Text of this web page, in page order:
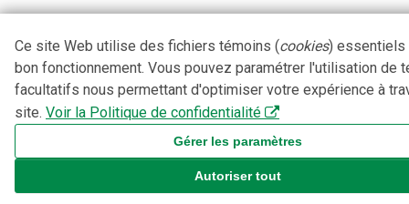
Ce site Web utilise des fichiers témoins (cookies) essentiels
bon fonctionnement. Vous pouvez paramétrer l'utilisation de
facultatifs nous permettant d'optimiser votre expérience à
site. Voir la Politique de confidentialité
Gérer les paramètres
Autoriser tout